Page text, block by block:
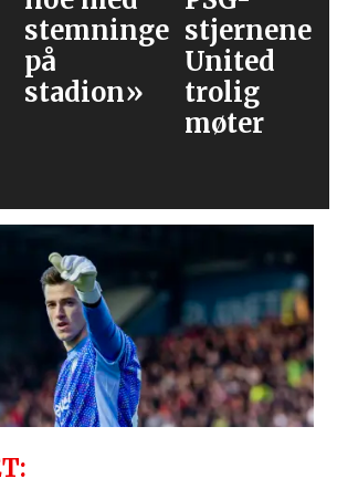
stjernene
trolig
av
mot